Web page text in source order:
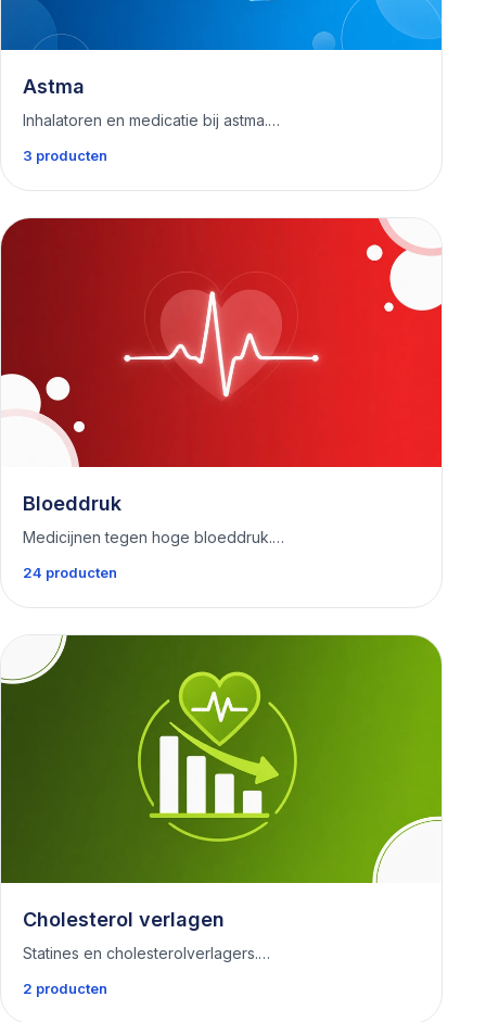
Astma
Inhalatoren en medicatie bij astma.…
3 producten
Bloeddruk
Medicijnen tegen hoge bloeddruk.…
24 producten
Cholesterol verlagen
Statines en cholesterolverlagers.…
2 producten